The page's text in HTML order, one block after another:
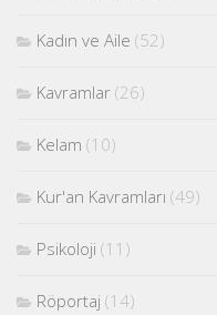
Kadın ve Aile (52)
Kavramlar (26)
Kelam (10)
Kur'an Kavramları (49)
Psikoloji (11)
Röportaj (14)